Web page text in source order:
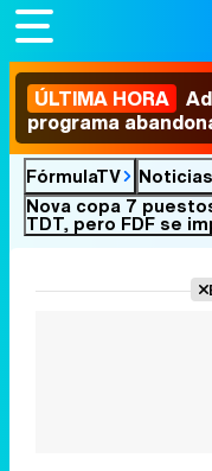
ÚLTIMA HORA
programa
FórmulaTV Noticias
Nova copa 7
TDT, pero FDF se